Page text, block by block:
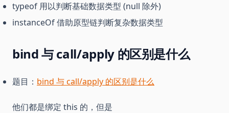
typeof 用以判断基础数据类型 (null 除外)
instanceOf 借助原型链判断复杂数据类型
bind 与 call/apply 的区别是什么
题目： bind 与 call/apply 的区别是什么
他们都是绑定 this 的，但是